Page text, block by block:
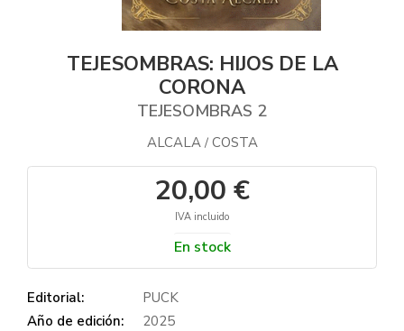
TEJESOMBRAS: HIJOS DE LA
CORONA
TEJESOMBRAS 2
ALCALA/ COSTA
20,00 €
IVA incluido
En stock
Editorial:
PUCK
Año de edición:
2025